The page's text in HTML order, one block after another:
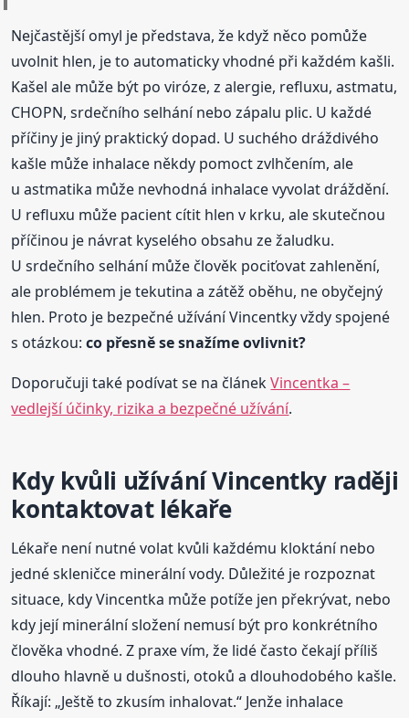
Nejčastější omyl je představa, že když něco pomůže
uvolnit hlen, je to automaticky vhodné při každém kašli.
Kašel ale může být po viróze, z alergie, refluxu, astmatu,
CHOPN, srdečního selhání nebo zápalu plic. U každé
příčiny je jiný praktický dopad. U suchého dráždivého
kašle může inhalace někdy pomoct zvlhčením, ale
u astmatika může nevhodná inhalace vyvolat dráždění.
U refluxu může pacient cítit hlen v krku, ale skutečnou
příčinou je návrat kyselého obsahu ze žaludku.
U srdečního selhání může člověk pociťovat zahlenění,
ale problémem je tekutina a zátěž oběhu, ne obyčejný
hlen. Proto je bezpečné užívání Vincentky vždy spojené
s otázkou:co přesně se snažíme ovlivnit?
Doporučuji také podívat se na článekVincentka –
vedlejší účinky, rizika a bezpečné užívání.
Kdy kvůli užívání Vincentky raději
kontaktovat lékaře
Lékaře není nutné volat kvůli každému kloktání nebo
jedné skleničce minerální vody. Důležité je rozpoznat
situace, kdy Vincentka může potíže jen překrývat, nebo
kdy její minerální složení nemusí být pro konkrétního
člověka vhodné. Z praxe vím, že lidé často čekají příliš
dlouho hlavně u dušnosti, otoků a dlouhodobého kašle.
Říkají: „Ještě to zkusím inhalovat.“ Jenže inhalace